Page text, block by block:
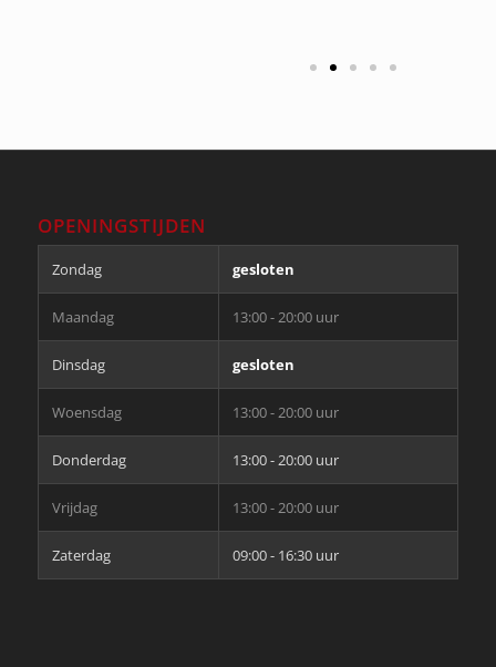
OPENINGSTIJDEN
Zondag gesloten
Maandag 13:00 - 20:00 uur
Dinsdag gesloten
Woensdag 13:00 - 20:00 uur
Donderdag 13:00 - 20:00 uur
Vrijdag 13:00 - 20:00 uur
Zaterdag 09:00 - 16:30 uur